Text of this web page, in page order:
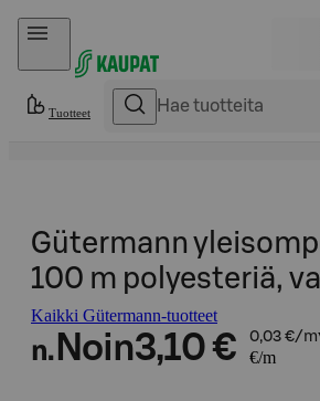
Hyppää sisältöön
Tuotteet
Gütermann
100 m polyesteriä,
Kaikki Gütermann-tuotteet
n. Noin3,10 € 0,03 €/m
€/m